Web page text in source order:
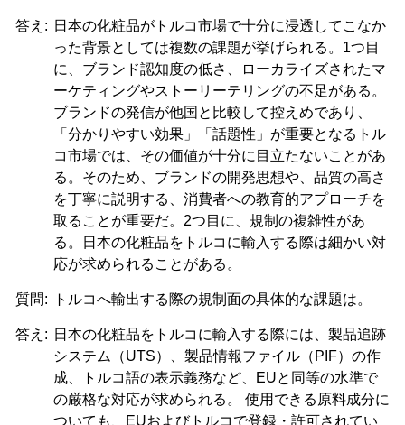
答え: 日本の化粧品がトルコ市場で十分に浸透してこなか
った背景としては複数の課題が挙げられる。1つ目
に、ブランド認知度の低さ、ローカライズされたマ
ーケティングやストーリーテリングの不足がある。
ブランドの発信が他国と比較して控えめであり、
「分かりやすい効果」「話題性」が重要となるトル
コ市場では、その価値が十分に目立たないことがあ
る。そのため、ブランドの開発思想や、品質の高さ
を丁寧に説明する、消費者への教育的アプローチを
取ることが重要だ。2つ目に、規制の複雑性があ
る。日本の化粧品をトルコに輸入する際は細かい対
応が求められることがある。
質問: トルコへ輸出する際の規制面の具体的な課題は。
答え: 日本の化粧品をトルコに輸入する際には、製品追跡
システム（UTS）、製品情報ファイル（PIF）の作
成、トルコ語の表示義務など、EUと同等の水準で
の厳格な対応が求められる。 使用できる原料成分に
ついても、EUおよびトルコで登録・許可されてい